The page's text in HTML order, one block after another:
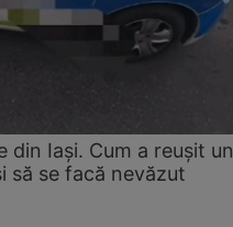
din Iași. Cum a reușit un
să se facă nevăzut